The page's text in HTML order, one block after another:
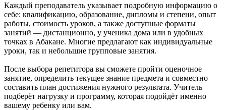
Каждый преподаватель указывает подробную информацию о
себе: квалификацию, образование, дипломы и степени, опыт
работы, стоимость уроков, а также доступные форматы
занятий — дистанционно, у ученика дома или в удобных
точках в Абакане. Многие предлагают как индивидуальные
уроки, так и небольшие групповые занятия.
После выбора репетитора вы сможете пройти оценочное
занятие, определить текущее знание предмета и совместно
составить план достижения нужного результата. Учитель
подберёт нагрузку и программу, которая подойдёт именно
вашему ребенку или вам.